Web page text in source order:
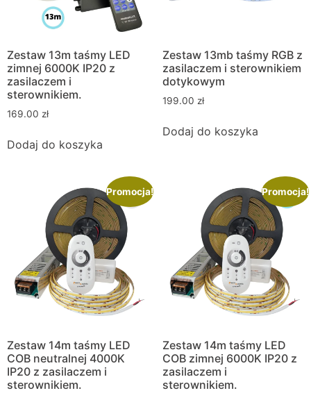
Zestaw 13m taśmy LED
zimnej 6000K IP20 z
zasilaczem i
sterownikiem.
169.00 zł
Dodaj do koszyka
Zestaw 13mb taśmy RGB z
zasilaczem i sterownikiem
dotykowym
199.00 zł
Dodaj do koszyka
Promocja!
Zestaw 14m taśmy LED
COB neutralnej 4000K
IP20 z zasilaczem i
sterownikiem.
Promocja!
Zestaw 14m taśmy LED
COB zimnej 6000K IP20 z
zasilaczem i
sterownikiem.